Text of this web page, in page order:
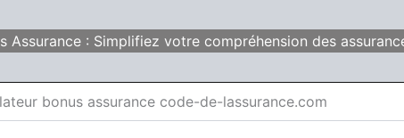
Assurance : Simplifiez votre compréhension des
bonus assurance code-de-lassurance.com